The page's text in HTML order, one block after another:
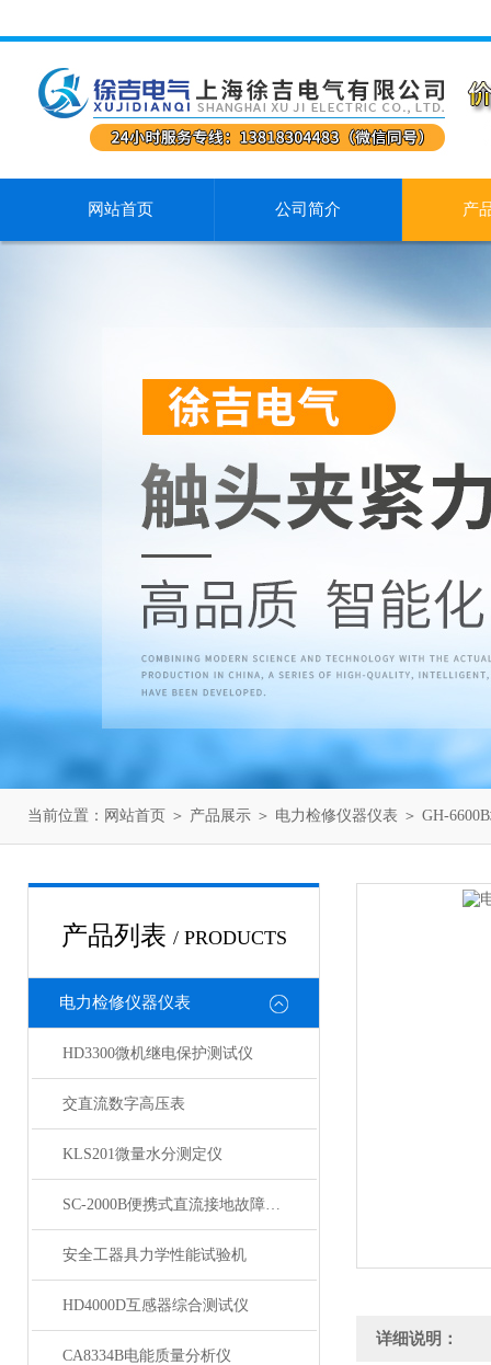
网站首页 公司简介 产
当前位置： 网站首页 ＞ 产品展示 ＞ 电力检修仪器仪表 ＞ GH-
产品列表 / PRODUCTS
电力检修仪器仪表
HD3300微机继电保护测试仪
交直流数字高压表
KLS201微量水分测定仪
SC-2000B便携式直流接地故障检测仪
安全工器具力学性能试验机
HD4000D互感器综合测试仪
CA8334B电能质量分析仪
详细说明：